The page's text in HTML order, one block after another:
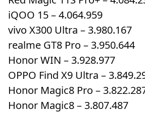
iQOO 15 – 4.064.959
vivo X300 Ultra – 3.980.167
realme GT8 Pro – 3.950.644
Honor WIN – 3.928.977
OPPO Find X9 Ultra –
Honor Magic8 Pro –
Honor Magic8 – 3.807.487